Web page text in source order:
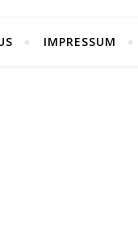
IMPRESSUM